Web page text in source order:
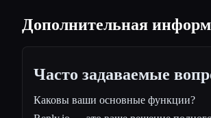
Дополнительная
Часто задаваемые
Каковы ваши основные функции?